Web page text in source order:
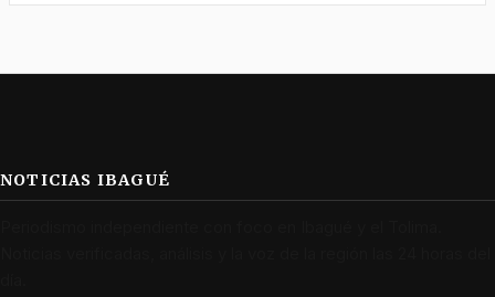
NOTICIAS IBAGUÉ